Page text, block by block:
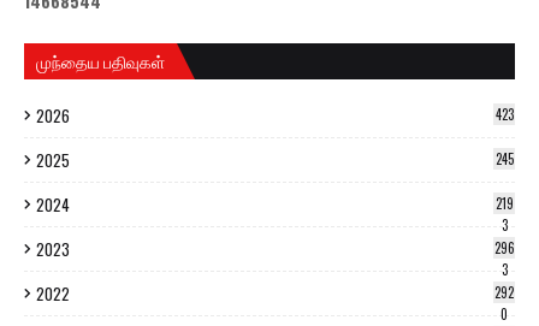
முந்தைய பதிவுகள்
2026 423
2025 245
2024
219
3
2023
296
3
2022
292
0